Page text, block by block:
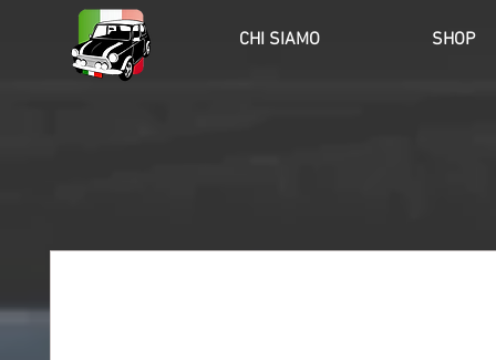
HOME CHI SIAMO SHOP